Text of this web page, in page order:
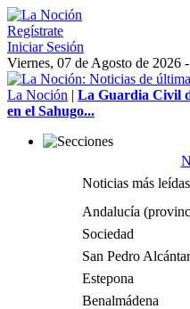
Regístrate
Iniciar Sesión
Viernes, 07 de Agosto de 2026
La Noción | La Guardia Civil
en el Sahugo...
Noticias más leídas
Andalucía
Sociedad
San Pedro
Estepona
Benalmádena